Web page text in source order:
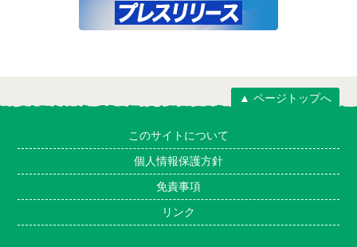
▲ ページトップへ
このサイトについて
個人情報保護方針
免責事項
リンク